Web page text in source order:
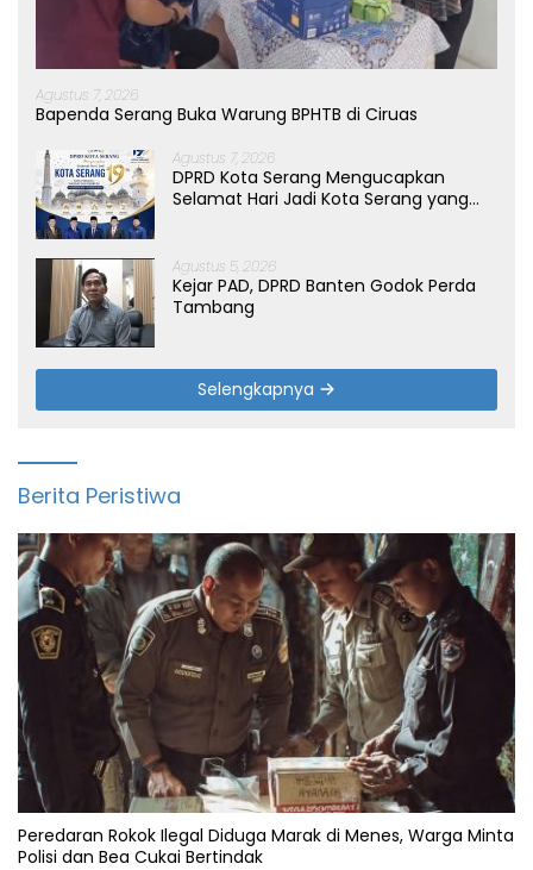
Agustus 7, 2026
Bapenda Serang Buka Warung BPHTB di Ciruas
Agustus 7, 2026
DPRD Kota Serang Mengucapkan
Selamat Hari Jadi Kota Serang yang
Agustus 5, 2026
Kejar PAD, DPRD Banten Godok Perda
Tambang
Selengkapnya
Berita Peristiwa
Peredaran Rokok Ilegal Diduga Marak di Menes, Warga Minta
Polisi dan Bea Cukai Bertindak